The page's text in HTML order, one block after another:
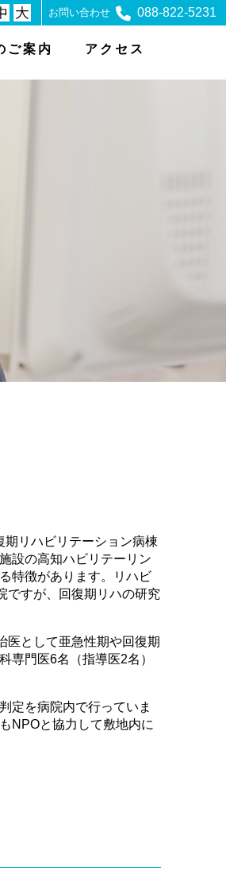
ご案内 アクセス
お問い合わせ 088-822-5231
リハビリテーション病棟
設の高知ハビリテーリン
特徴があります。リハビ
ですが、回復期リハの研究
医として亜急性期や回復期
専門医6名（指導医2名）
定を病院内で行っていま
NPOと協力して敷地内に